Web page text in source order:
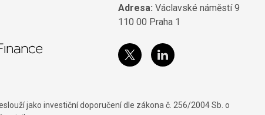
Adresa: Václavské náměstí 9
110 00 Praha 1
jako investiční doporučení dle zákona č. 256/2004 Sb. o